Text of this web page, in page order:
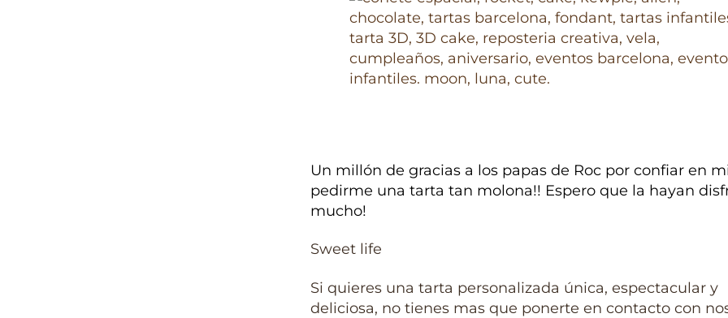
Un millón de gracias a los papas de Roc por confiar en
pedirme una tarta tan molona!! Espero que la hayan
mucho!
Sweet life
Si quieres una tarta personalizada única, espectacular y
deliciosa, no tienes mas que ponerte en contacto con